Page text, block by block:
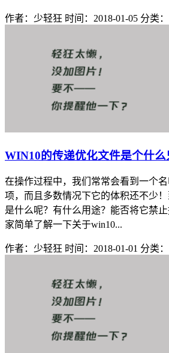
作者：少轻狂 时间：2018-01-05 分类
WIN10的传递优化文件是个什么
在操作过程中，我们常常会看到一个
项，而且多数情况下它的体积还不少
是什么呢？有什么用途？能否将它禁
家简单了解一下关于win10...
作者：少轻狂 时间：2018-01-01 分类